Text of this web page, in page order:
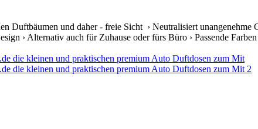
Duftbäumen und daher - freie Sicht › Neutralisiert unangenehme
› Alternativ auch für Zuhause oder fürs Büro › Passende